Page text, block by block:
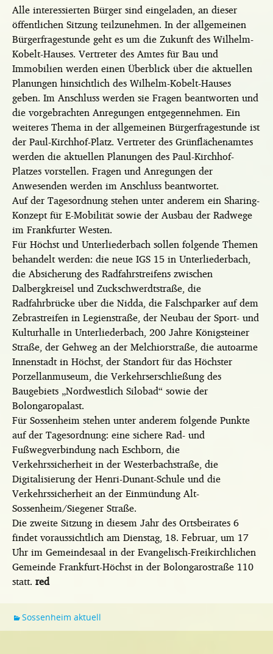
Alle interessierten Bürger sind eingeladen, an dieser
öffentlichen Sitzung teilzunehmen. In der allgemeinen
Bürgerfragestunde geht es um die Zukunft des Wilhelm-
Kobelt-Hauses. Vertreter des Amtes für Bau und
Immobilien werden einen Überblick über die aktuellen
Planungen hinsichtlich des Wilhelm-Kobelt-Hauses
geben. Im Anschluss werden sie Fragen beantworten und
die vorgebrachten Anregungen entgegennehmen. Ein
weiteres Thema in der allgemeinen Bürgerfragestunde ist
der Paul-Kirchhof-Platz. Vertreter des Grünflächenamtes
werden die aktuellen Planungen des Paul-Kirchhof-
Platzes vorstellen. Fragen und Anregungen der
Anwesenden werden im Anschluss beantwortet.
Auf der Tagesordnung stehen unter anderem ein Sharing-
Konzept für E-Mobilität sowie der Ausbau der Radwege
im Frankfurter Westen.
Für Höchst und Unterliederbach sollen folgende Themen
behandelt werden: die neue IGS 15 in Unterliederbach,
die Absicherung des Radfahrstreifens zwischen
Dalbergkreisel und Zuckschwerdtstraße, die
Radfahrbrücke über die Nidda, die Falschparker auf dem
Zebrastreifen in Legienstraße, der Neubau der Sport- und
Kulturhalle in Unterliederbach, 200 Jahre Königsteiner
Straße, der Gehweg an der Melchiorstraße, die autoarme
Innenstadt in Höchst, der Standort für das Höchster
Porzellanmuseum, die Verkehrserschließung des
Baugebiets „Nordwestlich Silobad“ sowie der
Bolongaropalast.
Für Sossenheim stehen unter anderem folgende Punkte
auf der Tagesordnung: eine sichere Rad- und
Fußwegverbindung nach Eschborn, die
Verkehrssicherheit in der Westerbachstraße, die
Digitalisierung der Henri-Dunant-Schule und die
Verkehrssicherheit an der Einmündung Alt-
Sossenheim/Siegener Straße.
Die zweite Sitzung in diesem Jahr des Ortsbeirates 6
findet voraussichtlich am Dienstag, 18. Februar, um 17
Uhr im Gemeindesaal in der Evangelisch-Freikirchlichen
Gemeinde Frankfurt-Höchst in der Bolongarostraße 110
statt. red
Sossenheim aktuell